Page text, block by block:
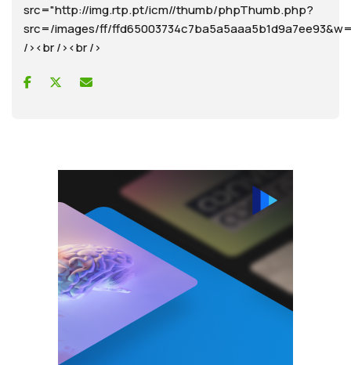
src="http://img.rtp.pt/icm//thumb/phpThumb.php?
src=/images/ff/
/><br /><br />